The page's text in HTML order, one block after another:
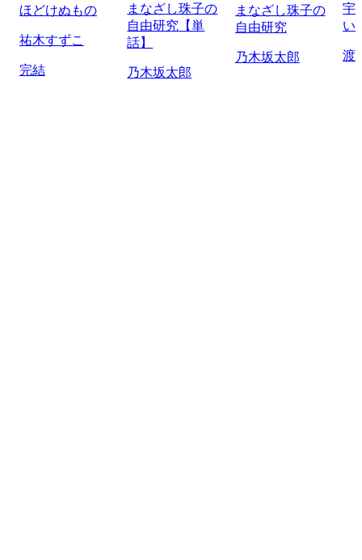
ほどけぬもの
祐木すずこ
完結
まなざし珠子の
自由研究【単
話】
乃木坂太郎
まなざし珠子の
自由研究
乃木坂太郎
宇
い
渡